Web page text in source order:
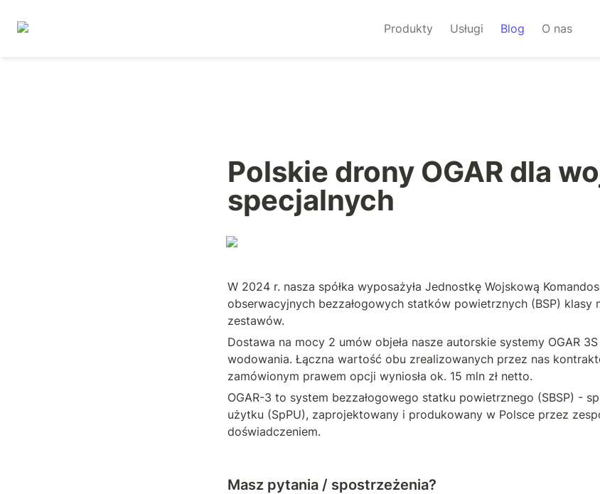
Produkty Usługi Blog O nas
Polskie drony OGAR dla
specjalnych
W 2024 r. nasza spółka wyposażyła Jednostkę Wojskową
obserwacyjnych bezzałogowych statków powietrznych (BSP) klasy
zestawów.
Dostawa na mocy 2 umów objeła nasze autorskie systemy OGAR
wodowania. Łączna wartość obu zrealizowanych przez nas
zamówionym prawem opcji wyniosła ok. 15 mln zł netto.
OGAR-3 to system bezzałogowego statku powietrznego (SBSP) -
użytku (SpPU), zaprojektowany i produkowany w Polsce przez
doświadczeniem.
Masz pytania / spostrzeżenia?